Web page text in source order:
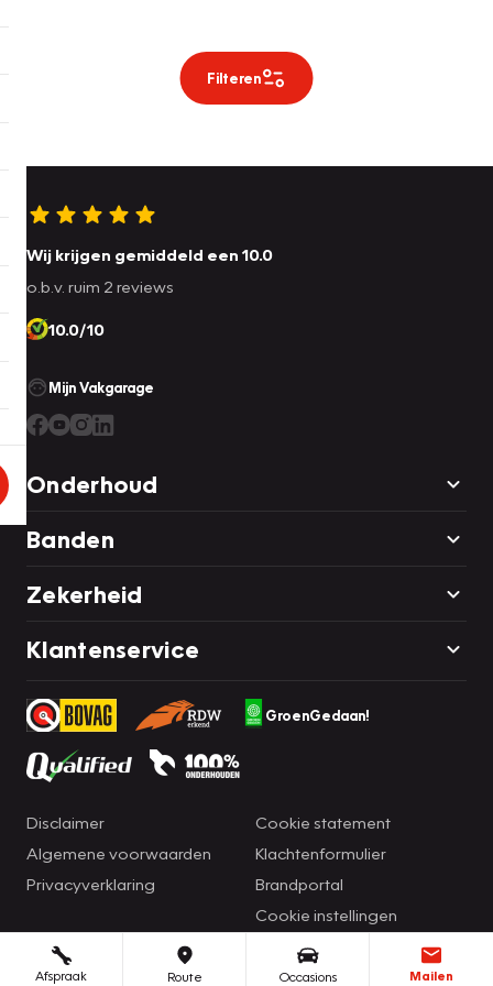
Filteren
Afspraak Route Occasions Mailen
Wij krijgen gemiddeld een 10.0
o.b.v. ruim 2 reviews
10.0/10
Mijn Vakgarage
Onderhoud
Banden
Zekerheid
Klantenservice
GroenGedaan!
Disclaimer
Algemene voorwaarden
Privacyverklaring
Cookie statement
Klachtenformulier
Brandportal
Cookie instellingen